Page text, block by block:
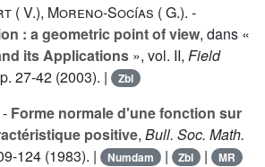
( V.), Moreno-Socías ( G.). -
: a geometric point of view, dans «
its Applications », vol. II, Field
27-42 (2003). | Zbl
- Forme normale d'une fonction sur
positive, Bull. Soc. Math.
124 (1983). | Numdam | Zbl | MR